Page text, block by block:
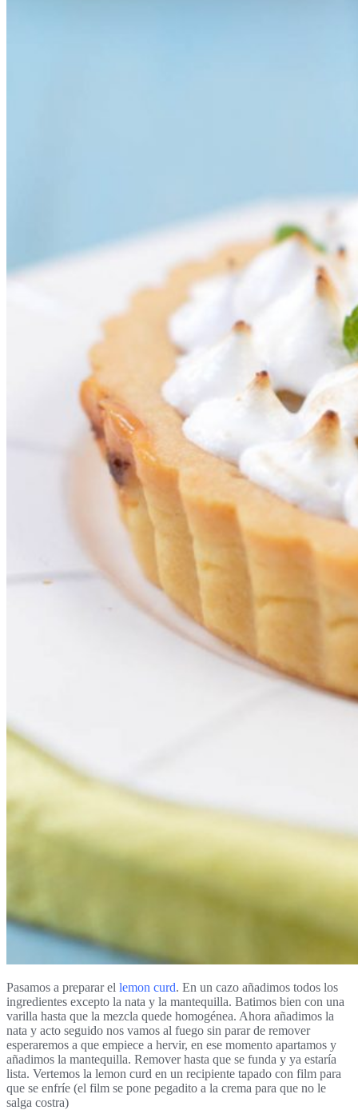
Pasamos a preparar el lemon curd. En un cazo añadimos todos los
ingredientes excepto la nata y la mantequilla. Batimos bien con una
varilla hasta que la mezcla quede homogénea. Ahora añadimos la
nata y acto seguido nos vamos al fuego sin parar de remover
esperaremos a que empiece a hervir, en ese momento apartamos y
añadimos la mantequilla. Remover hasta que se funda y ya estaría
lista. Vertemos la lemon curd en un recipiente tapado con film para
que se enfríe (el film se pone pegadito a la crema para que no le
salga costra)